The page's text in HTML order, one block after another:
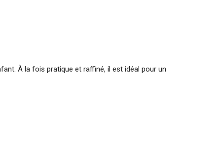
À la fois pratique et raffiné, il est idéal pour un